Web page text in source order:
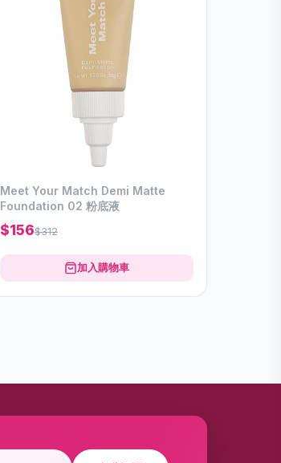
Meet Your Match Demi Matte
Foundation 02 粉底液
$156$312
加入購物車